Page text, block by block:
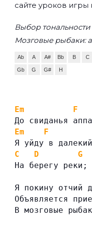
сайте уроков игры
Выбор
Мозговые рыбаки:
Ab A A# Bb B C
Gb G G# H
Em F
До свиданья
Em
F
Я уйду в
C
D
G
На берегу реки;
Я покину отчий
Объявляется
В мозговые